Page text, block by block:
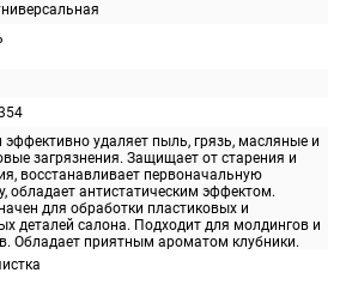
эффективно удаляет пыль, грязь, масляные и
загрязнения. Защищает от старения и
восстанавливает первоначальную
обладает антистатическим эффектом.
для обработки пластиковых и
деталей салона. Подходит для молдингов и
Обладает приятным ароматом клубники.